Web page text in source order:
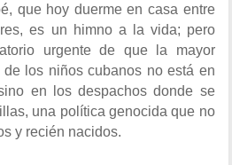
que hoy duerme en casa entre
es un himno a la vida; pero
urgente de que la mayor
los niños cubanos no está en
en los despachos donde se
una política genocida que no
y recién nacidos.